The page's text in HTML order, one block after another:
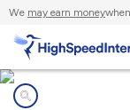
We may earn money